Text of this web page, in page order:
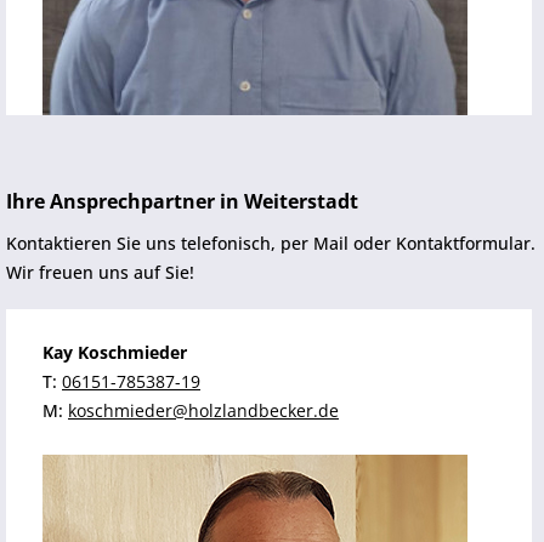
Ihre Ansprechpartner in Weiterstadt
Kontaktieren Sie uns telefonisch, per Mail oder Kontaktformular.
Wir freuen uns auf Sie!
Kay Koschmieder
T: 06151-785387-19
M: koschmieder@holzlandbecker.de